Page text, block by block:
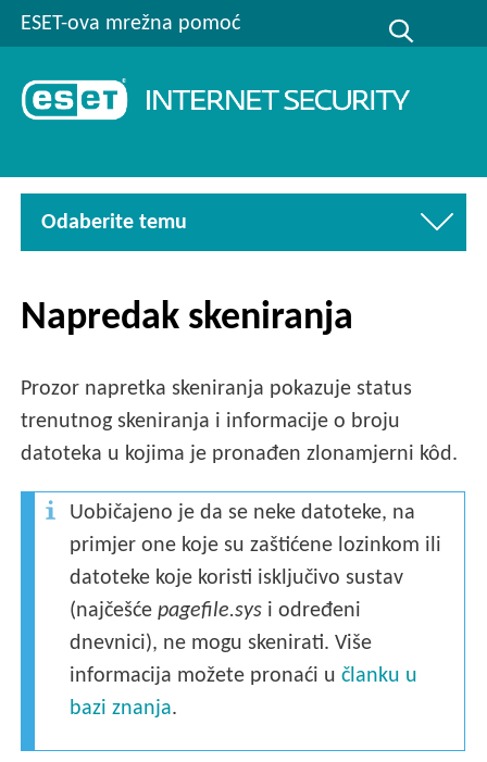
ESET-ova mrežna pomoć
Odaberite temu
Napredak skeniranja
Prozor napretka skeniranja pokazuje status
trenutnog skeniranja i informacije o broju
datoteka u kojima je pronađen zlonamjerni kôd.
Uobičajeno je da se neke datoteke, na
primjer one koje su zaštićene lozinkom ili
datoteke koje koristi isključivo sustav
(najčešćepagefile.sys i određeni
dnevnici), ne mogu skenirati. Više
informacija možete pronaći učlanku u
bazi znanja.